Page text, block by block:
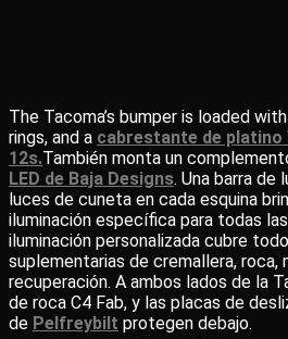
The Tacoma’s bumper is loaded
rings, and a cabrestante de platino
12s.También monta un
LED de Baja Designs. Una barra de
luces de cuneta en cada esquina
iluminación específica para todas
iluminación personalizada cubre
suplementarias de cremallera, roca,
recuperación. A ambos lados de la
de roca C4 Fab, y las placas de
de Pelfreybilt protegen debajo.